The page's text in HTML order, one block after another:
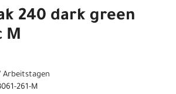
240 dark green
M
Arbeitstagen
261-M